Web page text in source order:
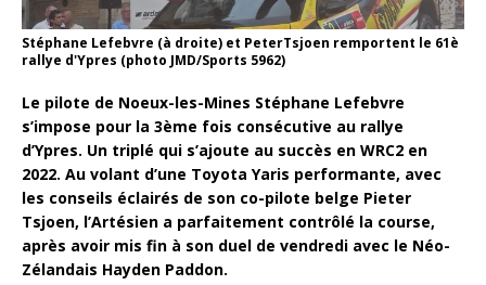
Stéphane Lefebvre (à droite) et PeterTsjoen remportent le 61è
rallye d'Ypres (photo JMD/Sports 5962)
Le pilote de Noeux-les-Mines Stéphane Lefebvre
s’impose pour la 3ème fois consécutive au rallye
d’Ypres. Un triplé qui s’ajoute au succès en WRC2 en
2022. Au volant d’une Toyota Yaris performante, avec
les conseils éclairés de son co-pilote belge Pieter
Tsjoen, l’Artésien a parfaitement contrôlé la course,
après avoir mis fin à son duel de vendredi avec le Néo-
Zélandais Hayden Paddon.